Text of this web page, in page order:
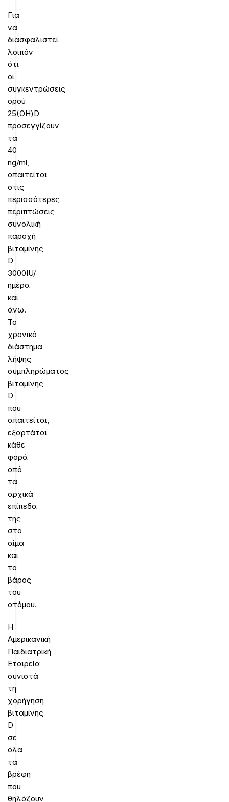
Για
να
διασφαλιστεί
λοιπόν
ότι
οι
συγκεντρώσεις
ορού
25(OH)D
προσεγγίζουν
τα
40
ng/ml,
απαιτείται
στις
περισσότερες
περιπτώσεις
συνολική
παροχή
βιταμίνης
D
3000IU/
ημέρα
και
άνω.
Το
χρονικό
διάστημα
λήψης
συμπληρώματος
βιταμίνης
D
που
απαιτείται,
εξαρτάται
κάθε
φορά
από
τα
αρχικά
επίπεδα
της
στο
αίμα
και
το
βάρος
του
ατόμου.
Η
Αμερικανική
Παιδιατρική
Εταιρεία
συνιστά
τη
χορήγηση
βιταμίνης
D
σε
όλα
τα
βρέφη
που
θηλάζουν